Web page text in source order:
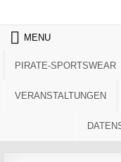
MENU
PIRATE-SPORTSWEAR
VERANSTALTUNGEN